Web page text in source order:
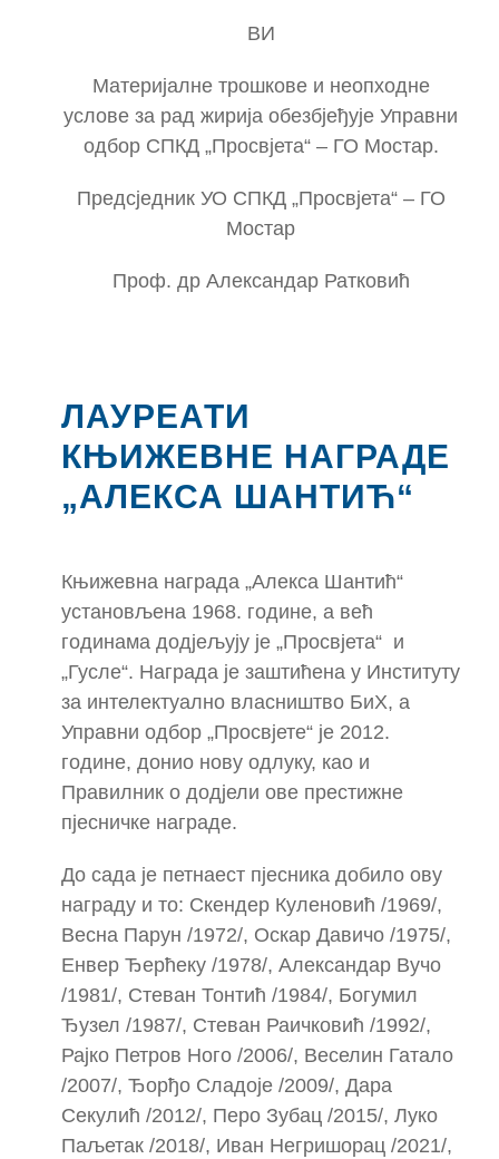
ВИ
Материјалне трошкове и неопходне
услове за рад жирија обезбјеђује Управни
одбор СПКД „Просвјета“ – ГО Мостар.
Предсједник УО СПКД „Просвјета“ – ГО
Мостар
Проф. др Александар Ратковић
ЛАУРЕАТИ
КЊИЖЕВНЕ НАГРАДЕ
„АЛЕКСА ШАНТИЋ“
Књижевна награда „Алекса Шантић“
установљена 1968. године, а већ
годинама додјељују je „Просвјета“ и
„Гусле“. Награда је заштићена у Институту
за интелектуално власништво БиХ, а
Управни одбор „Просвјете“ је 2012.
године, донио нову одлуку, као и
Правилник о додјели ове престижне
пјесничке награде.
До сада је петнаест пјесника добило ову
награду и то: Скендер Куленовић /1969/,
Весна Парун /1972/, Оскар Давичо /1975/,
Енвер Ђерћеку /1978/, Александар Вучо
/1981/, Стеван Тонтић /1984/, Богумил
Ђузел /1987/, Стеван Раичковић /1992/,
Рајко Петров Ного /2006/, Веселин Гатало
/2007/, Ђорђо Сладоје /2009/, Дара
Секулић /2012/, Перо Зубац /2015/, Луко
Паљетак /2018/, Иван Негришорац /2021/,